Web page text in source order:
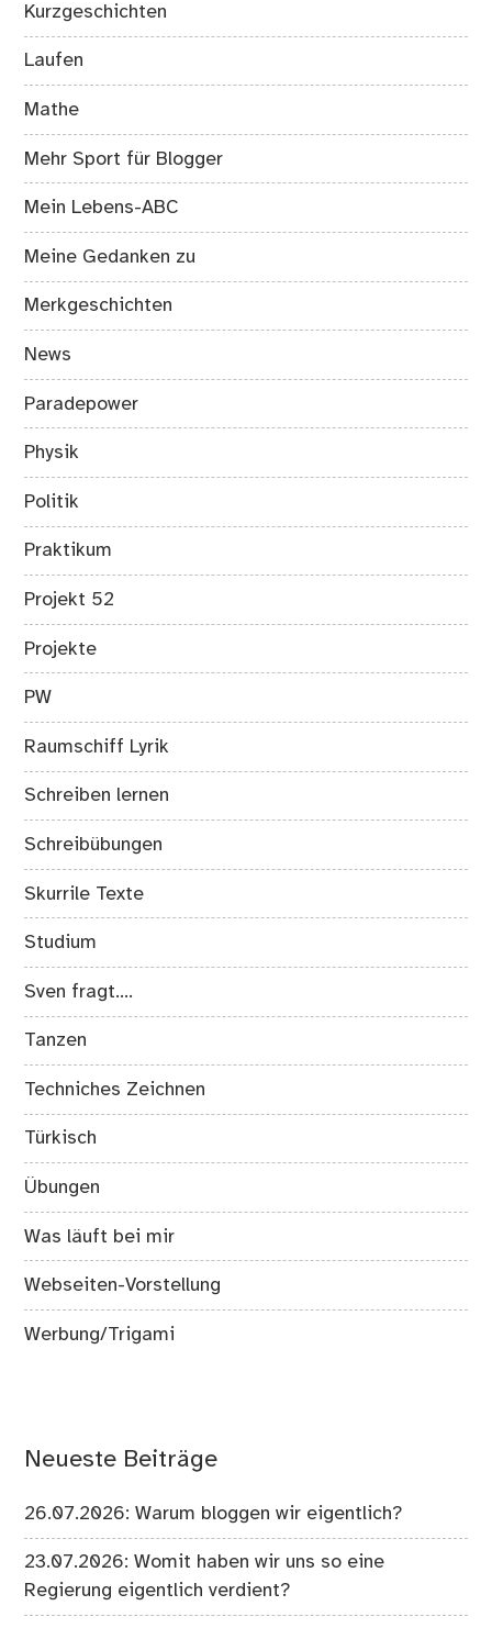
Kurzgeschichten
Laufen
Mathe
Mehr Sport für Blogger
Mein Lebens-ABC
Meine Gedanken zu
Merkgeschichten
News
Paradepower
Physik
Politik
Praktikum
Projekt 52
Projekte
PW
Raumschiff Lyrik
Schreiben lernen
Schreibübungen
Skurrile Texte
Studium
Sven fragt….
Tanzen
Techniches Zeichnen
Türkisch
Übungen
Was läuft bei mir
Webseiten-Vorstellung
Werbung/Trigami
Neueste Beiträge
26.07.2026: Warum bloggen wir eigentlich?
23.07.2026: Womit haben wir uns so eine
Regierung eigentlich verdient?